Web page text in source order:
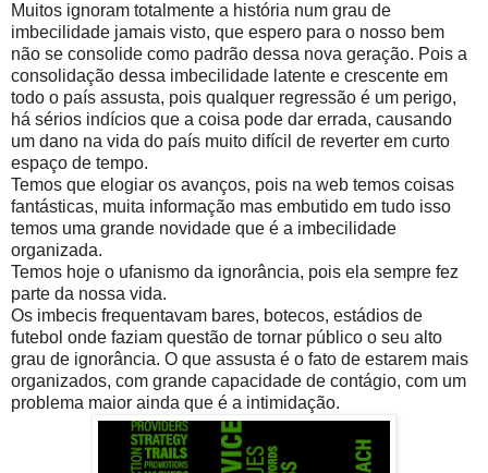
Muitos ignoram totalmente a história num grau de
imbecilidade jamais visto, que espero para o nosso bem
não se consolide como padrão dessa nova geração. Pois a
consolidação dessa imbecilidade latente e crescente em
todo o país assusta, pois qualquer regressão é um perigo,
há sérios indícios que a coisa pode dar errada, causando
um dano na vida do país muito difícil de reverter em curto
espaço de tempo.
Temos que elogiar os avanços, pois na web temos coisas
fantásticas, muita informação mas embutido em tudo isso
temos uma grande novidade que é a imbecilidade
organizada.
Temos hoje o ufanismo da ignorância, pois ela sempre fez
parte da nossa vida.
Os imbecis frequentavam bares, botecos, estádios de
futebol onde faziam questão de tornar público o seu alto
grau de ignorância. O que assusta é o fato de estarem mais
organizados, com grande capacidade de contágio, com um
problema maior ainda que é a intimidação.